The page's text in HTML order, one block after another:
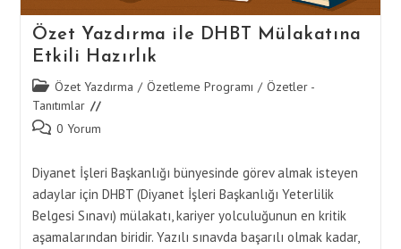
Özet Yazdırma ile DHBT Mülakatına
Etkili Hazırlık
Post
category:
Özet Yazdırma / Özetleme Programı / Özetler -
Tanıtımlar
Post 0 Yorum
Diyanet İşleri Başkanlığı bünyesinde görev almak isteyen
adaylar için DHBT (Diyanet İşleri Başkanlığı Yeterlilik
Belgesi Sınavı) mülakatı, kariyer yolculuğunun en kritik
aşamalarından biridir. Yazılı sınavda başarılı olmak kadar,